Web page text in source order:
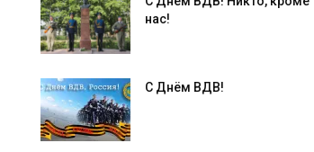
нас!
С Днём ВДВ!